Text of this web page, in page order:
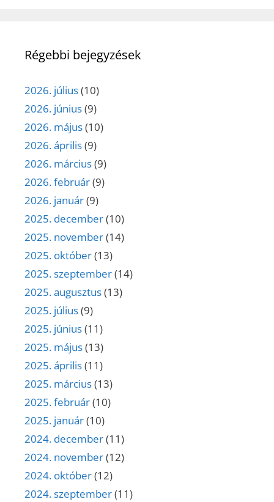
Régebbi bejegyzések
2026. július(10)
2026. június(9)
2026. május(10)
2026. április(9)
2026. március(9)
2026. február(9)
2026. január(9)
2025. december(10)
2025. november(14)
2025. október(13)
2025. szeptember(14)
2025. augusztus(13)
2025. július(9)
2025. június(11)
2025. május(13)
2025. április(11)
2025. március(13)
2025. február(10)
2025. január(10)
2024. december(11)
2024. november(12)
2024. október(12)
2024. szeptember(11)